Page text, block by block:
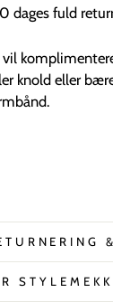
dages fuld
knold eller